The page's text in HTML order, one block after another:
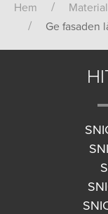
Hem
Material
Ge fasaden